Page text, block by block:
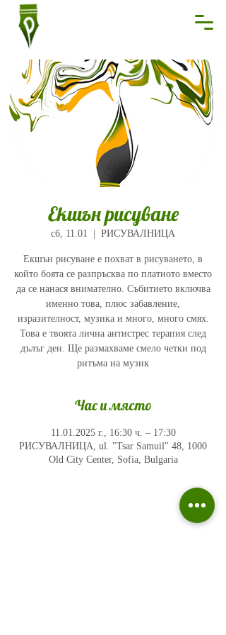
Екшън рисуване
сб, 11.01 РИСУВАЛНИЦА
Екшън рисуване е похват в рисуването, в
който боята се разпръсква по платното вместо
да се нанася внимателно. Събитието включва
именно това, плюс забавление,
изразителност, музика и много, много смях.
Това е твоята лична антистрес терапия след
дълъг ден. Ще размахваме смело четки под
ритъма на музик
Час и място
11.01.2025 г., 16:30 ч. – 17:30
РИСУВАЛНИЦА, ul. "Tsar Samuil" 48, 1000
Old City Center, Sofia, Bulgaria